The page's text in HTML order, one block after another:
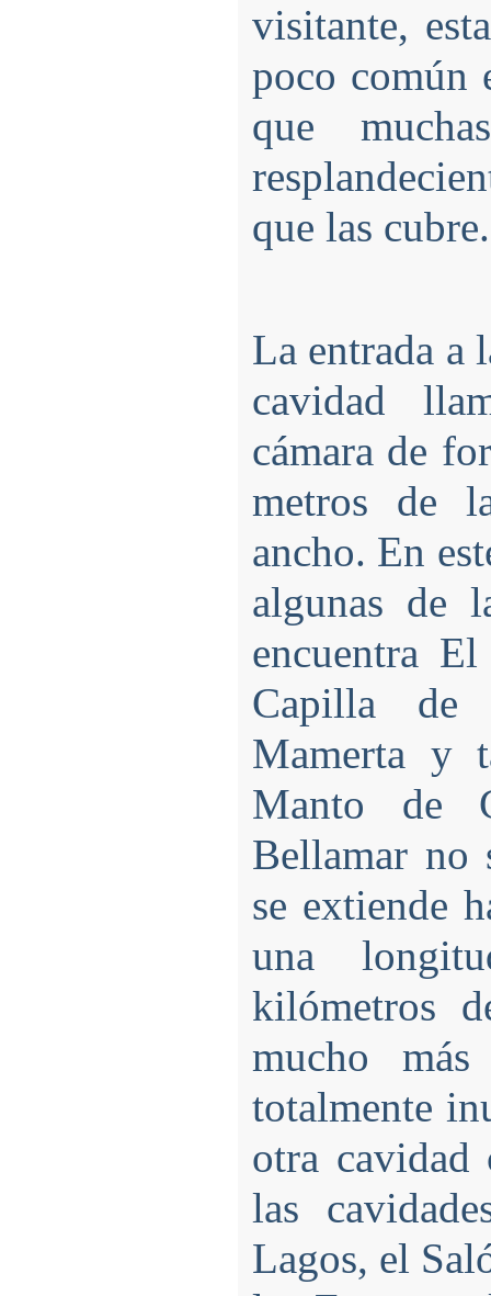
visitante,
poco común
que
que las cubre.
La entrada a
cavidad
cámara de
metros de
ancho. En
algunas de
encuentra
Capilla de
Mamerta y
Manto de
Bellamar no
se extiende
una
kilómetros
mucho
totalmente
otra cavidad
las
Lagos, el